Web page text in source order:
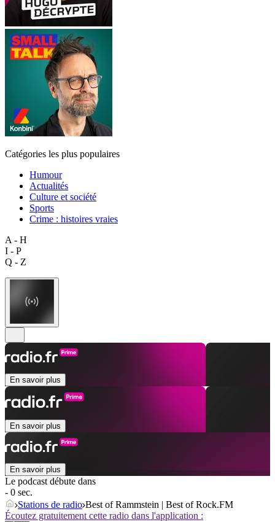
Catégories les plus populaires
Humour
Actualités
Culture et société
Sports
Crime : histoires vraies
A - H
I - P
Q - Z
En savoir plus
En savoir plus
En savoir plus
Le podcast débute dans
- 0 sec.
Stations de radio Best of Rammstein | Best of Rock.FM
Écoutez gratuitement cette radio dans l'application :